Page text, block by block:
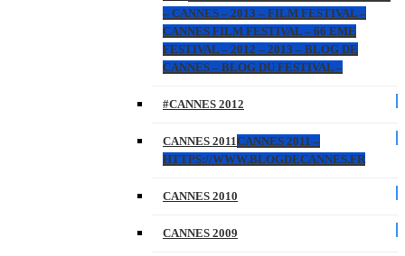
– CANNES – 2013 – FILM FESTIVAL –
CANNES FILM FESTIVAL – 66 EME
FESTIVAL – 2012 – 2013 – BLOG DE
CANNES – BLOG DU FESTIVAL –
#CANNES 2012
CANNES 2011CANNES 2011 –
HTTPS://WWW.BLOGDECANNES.FR
CANNES 2010
CANNES 2009